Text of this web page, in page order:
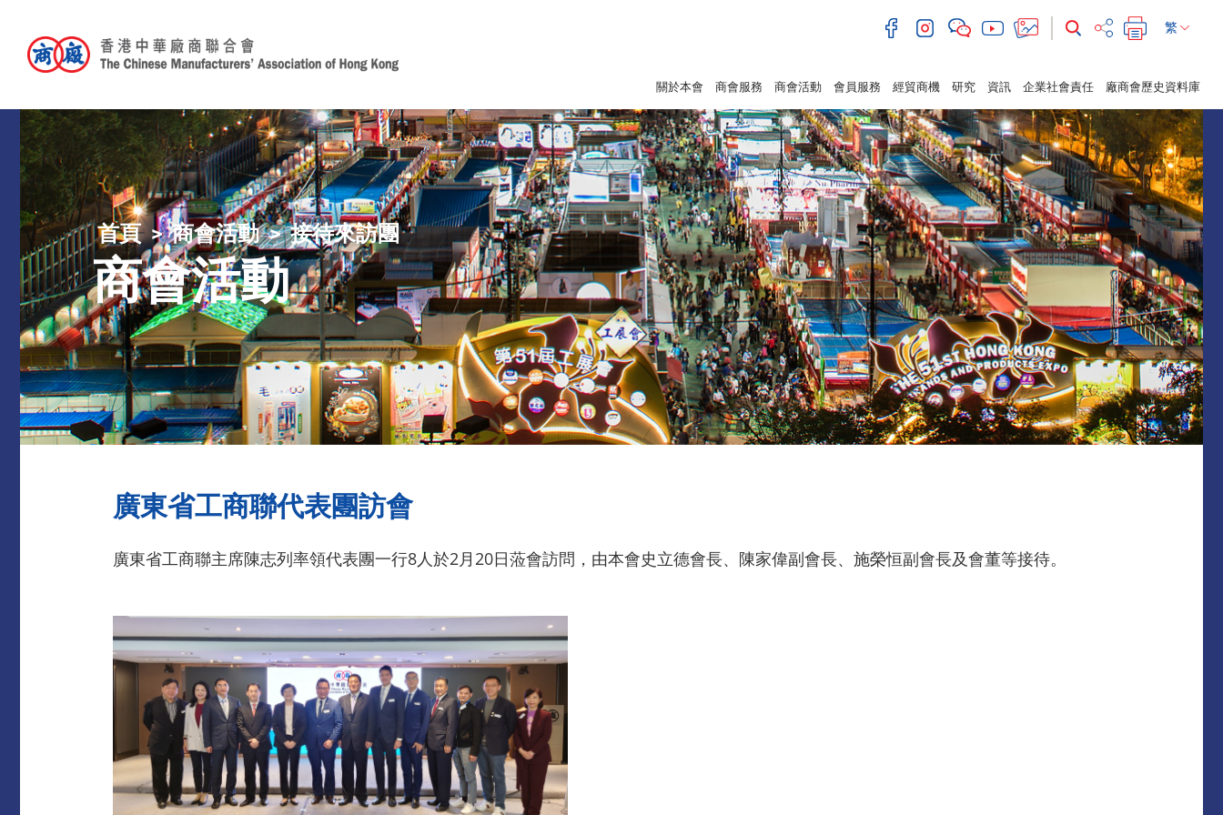
繁
關於本會 商會服務 商會活動 會員服務 經貿商機 研究 資訊 企業社會責任 廠商會歷史資料庫
首頁 商會活動 接待來訪團
商會活動
廣東省工商聯代表團訪會
廣東省工商聯主席陳志列率領代表團一行8人於2月20日蒞會訪問，由本會史立德會長、陳家偉副會長、施榮恒副會長及會董等接待。